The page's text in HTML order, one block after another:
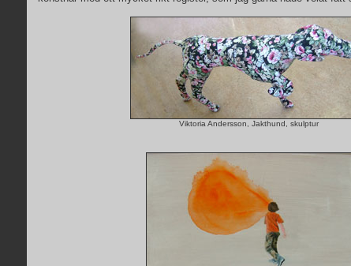
Viktoria Andersson, Jakthund, skulptur